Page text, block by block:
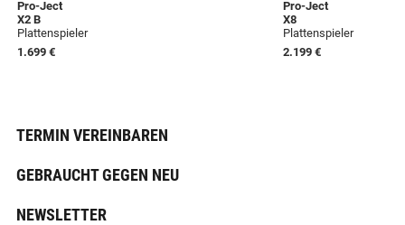
Pro-Ject
X2 B
Plattenspieler
1.699 €
Pro-Ject
X8
Plattenspieler
2.199 €
TERMIN VEREINBAREN
GEBRAUCHT GEGEN NEU
NEWSLETTER